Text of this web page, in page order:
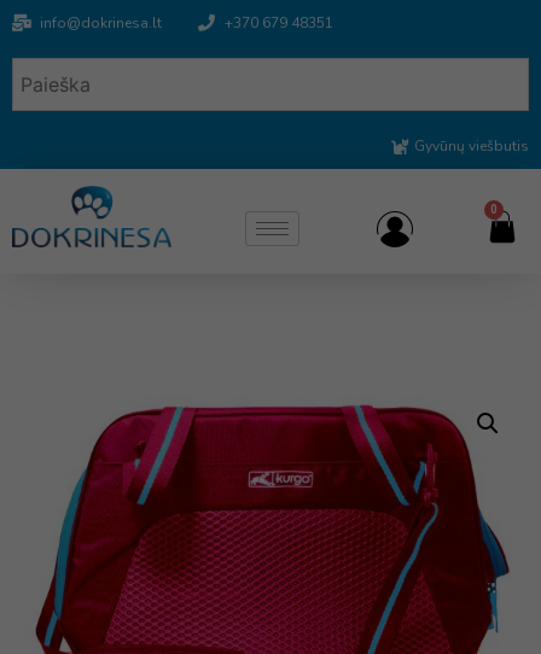
info@dokrinesa.lt +370 679 48351
Gyvūnų viešbutis
0